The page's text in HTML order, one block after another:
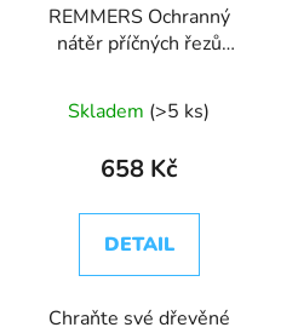
REMMERS Ochranný
nátěr příčných řezů
Skladem (>5 ks)
658 Kč
DETAIL
Chraňte své dřevěné